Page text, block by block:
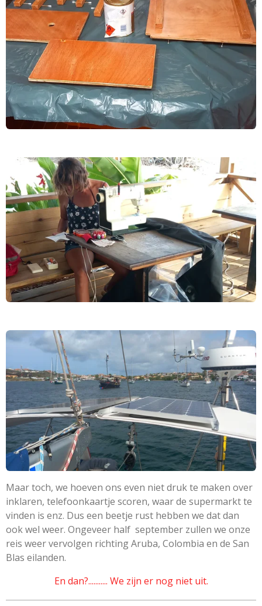
Maar toch, we hoeven ons even niet druk te maken over
inklaren, telefoonkaartje scoren, waar de supermarkt te
vinden is enz. Dus een beetje rust hebben we dat dan
ook wel weer. Ongeveer half september zullen we onze
reis weer vervolgen richting Aruba, Colombia en de San
Blas eilanden.
En dan?........... We zijn er nog niet uit.